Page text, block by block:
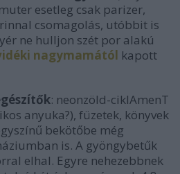
esetleg csak parizer,
csomagolás, utóbbit is
ne hulljon szét por alakú
nagymamától kapott
: neonzöld-ciklAmenT
anyuka?), füzetek, könyvek
bekötőbe még
is. A gyöngybetűk
elhal. Egyre nehezebbnek